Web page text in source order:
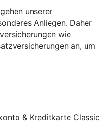
unserer
Anliegen. Daher
wie
an, um
& Kreditkarte Classic